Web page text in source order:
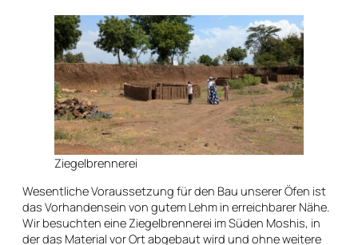
Ziegelbrennerei
Wesentliche Voraussetzung für den Bau unserer Öfen ist
das Vorhandensein von gutem Lehm in erreichbarer Nähe.
Wir besuchten eine Ziegelbrennerei im Süden Moshis, in
der das Material vor Ort abgebaut wird und ohne weitere